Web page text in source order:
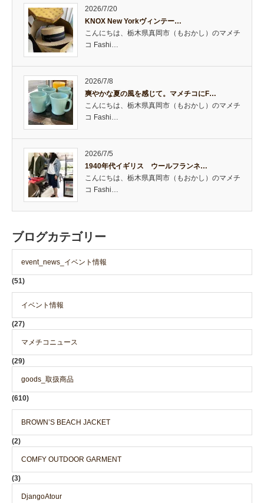
2026/7/20
KNOX New Yorkヴィンテー…
こんにちは、栃木県真岡市（もおかし）のマメチ
コ Fashi…
2026/7/8
爽やかな夏の風を感じて。マメチコにF…
こんにちは、栃木県真岡市（もおかし）のマメチ
コ Fashi…
2026/7/5
1940年代イギリス ウールフランネ…
こんにちは、栃木県真岡市（もおかし）のマメチ
コ Fashi…
ブログカテゴリー
event_news_イベント情報
(51)
イベント情報
(27)
マメチコニュース
(29)
goods_取扱商品
(610)
BROWN’S BEACH JACKET
(2)
COMFY OUTDOOR GARMENT
(3)
DjangoAtour